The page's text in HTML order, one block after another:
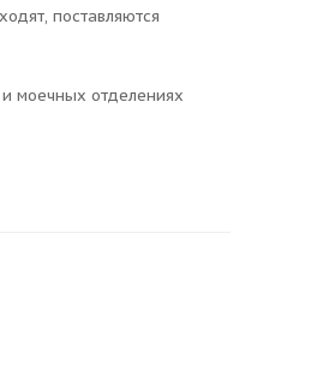
поставляются
моечных отделениях